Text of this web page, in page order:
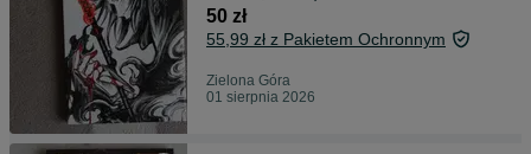
50 zł
55,99 zł z Pakietem Ochronnym
Zielona Góra
01 sierpnia 2026